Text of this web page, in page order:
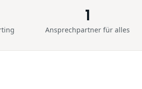
1
Ansprechpartner für alles